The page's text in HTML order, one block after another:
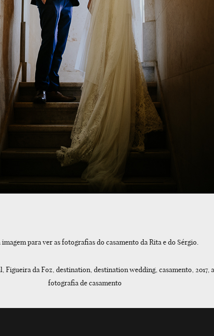
para ver as fotografias do casamento da Rita e do Sérgio.
da Foz, destination, destination wedding, casamento,
fotografia de casamento